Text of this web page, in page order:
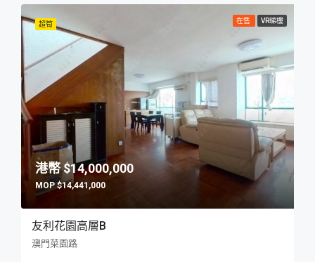
超筍 在售 VR睇樓
$14,000,000
$14,441,000
友利花園高層B
澳門菜園路